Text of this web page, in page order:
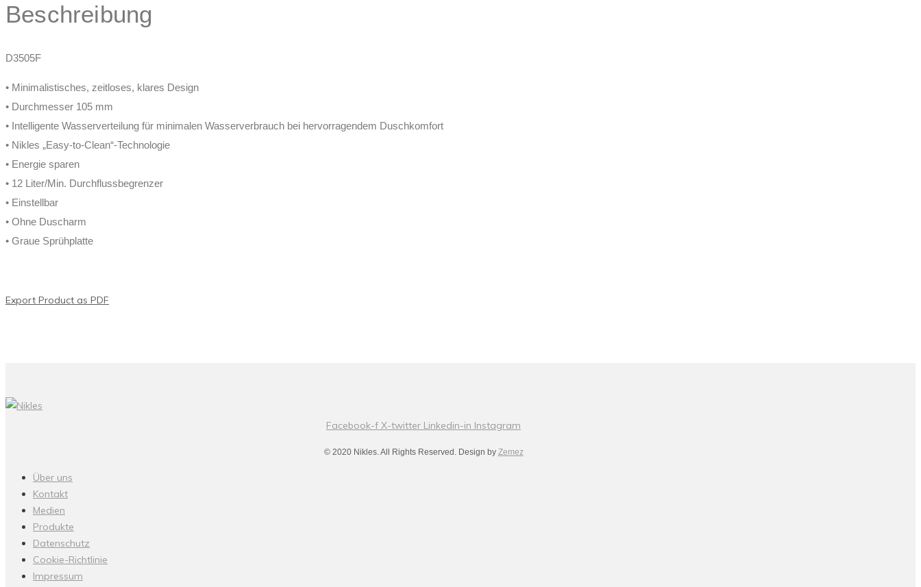
Beschreibung
D3505F
• Minimalistisches, zeitloses, klares Design
• Durchmesser 105 mm
• Intelligente Wasserverteilung für minimalen Wasserverbrauch bei hervorragendem Duschkomfort
• Nikles „Easy-to-Clean“-Technologie
• Energie sparen
• 12 Liter/Min. Durchflussbegrenzer
• Einstellbar
• Ohne Duscharm
• Graue Sprühplatte
Export Product as PDF
Facebook-f X-twitter Linkedin-in Instagram
© 2020 Nikles. All Rights Reserved. Design by Zemez
Über uns
Kontakt
Medien
Produkte
Datenschutz
Cookie-Richtlinie
Impressum